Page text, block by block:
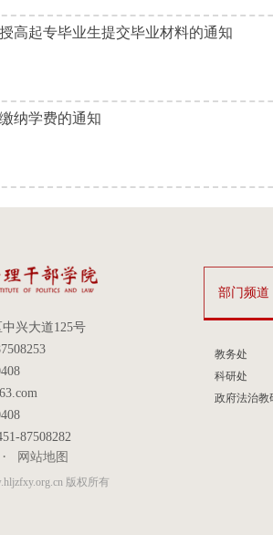
高起专毕业生提交毕业材料的通知
纳学费的通知
兴大道125号
87508282
· 网站地图
版权所有
部门频道
教务处
科研处
政府法治教